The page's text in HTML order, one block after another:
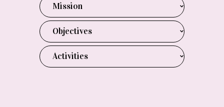
Mission
Objectives
Activities